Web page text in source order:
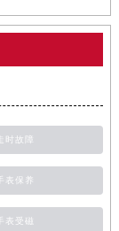
时故障
表保养
表受磁